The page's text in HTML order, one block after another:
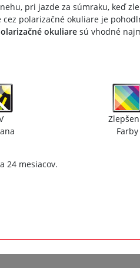
pri jazde za súmraku, keď
polarizačné okuliare je
okuliaresú vhodné
Farby
24 mesiacov.